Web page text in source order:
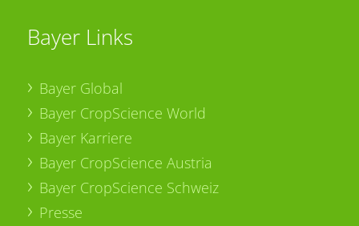
Bayer Links
Bayer Global
Bayer CropScience World
Bayer Karriere
Bayer CropScience Austria
Bayer CropScience Schweiz
Presse